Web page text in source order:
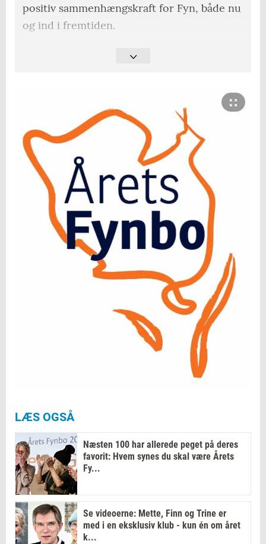
positiv sammenhængskraft for Fyn, både nu
og ind i fremtiden.
Årets Fynbo er et menneske, som viser
Årets Fynbo skal være født på Fyn eller
bosiddende på Fyn.
Fyens Stiftstidende har kåret Årets Fynbo
siden 1976 og det er altså 50. gang, vi
uddeler prisen.
Når indstillingsfristen er udløbet 8.
december 2025, udvælger vores jury 10
personer, som bliver sat til afstemning på
Årets Fynbo 2026 præsenteres ved et
festligt arrangement i slutningen af januar
LÆS OGSÅ
Næsten 100 har allerede peget på deres
favorit: Hvem synes du skal være Årets
Fy...
Se videoerne: Mette, Finn og Trine er
med i en eksklusiv klub - kun én om året
k...